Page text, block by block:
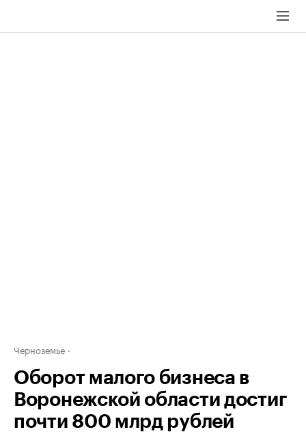
Черноземье
Оборот малого бизнеса в
Воронежской области достиг
почти 800 млрд рублей